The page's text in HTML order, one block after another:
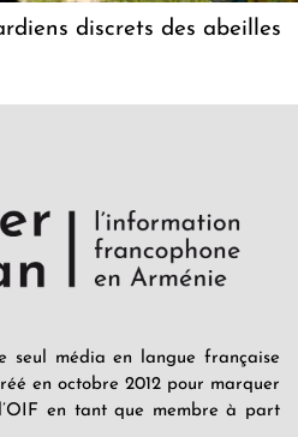
discrets des abeilles
seul média en langue française
en octobre 2012 pour marquer
en tant que membre à part